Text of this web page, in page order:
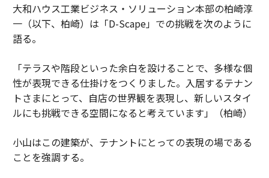
大和ハウス工業ビジネス・ソリューション本部の柏崎淳
一（以下、柏崎）は「D-Scape」での挑戦を次のように
語る。
「テラスや階段といった余白を設けることで、多様な個
性が表現できる仕掛けをつくりました。入居するテナン
トさまにとって、自店の世界観を表現し、新しいスタイ
ルにも挑戦できる空間になると考えています」（柏崎）
小山はこの建築が、テナントにとっての表現の場である
ことを強調する。